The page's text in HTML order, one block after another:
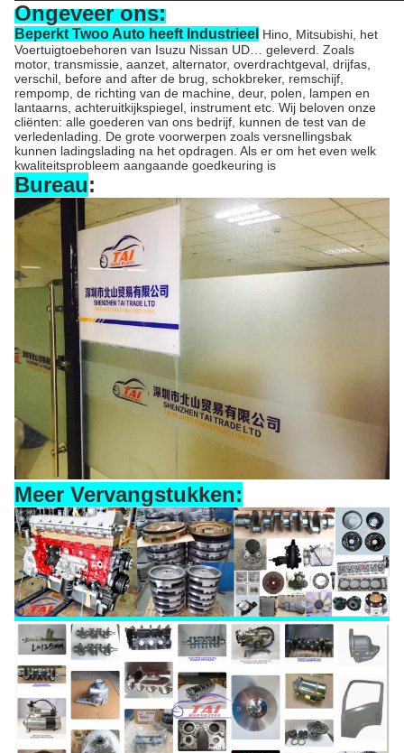
Ongeveer ons:
Beperkt Twoo Auto heeft Industrieel Hino, Mitsubishi, het
Voertuigtoebehoren van Isuzu Nissan UD… geleverd. Zoals
motor, transmissie, aanzet, alternator, overdrachtgeval, drijfas,
verschil, before and after de brug, schokbreker, remschijf,
rempomp, de richting van de machine, deur, polen, lampen en
lantaarns, achteruitkijkspiegel, instrument etc. Wij beloven onze
cliënten: alle goederen van ons bedrijf, kunnen de test van de
verledenlading. De grote voorwerpen zoals versnellingsbak
kunnen ladingslading na het opdragen. Als er om het even welk
kwaliteitsprobleem aangaande goedkeuring is
Bureau:
Meer Vervangstukken: